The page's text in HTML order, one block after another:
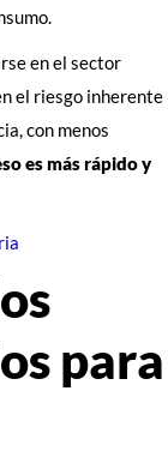
en el sector
el riesgo inherente
con menos
es más rápido y
para